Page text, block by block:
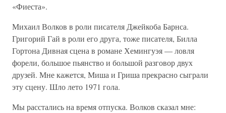
«Фиеста».
Михаил Волков в роли писателя Джейкоба Барнса.
Григорий Гай в роли его друга, тоже писателя, Билла
Гортона Дивная сцена в романе Хемингуэя — ловля
форели, большое пьянство и большой разговор двух
друзей. Мне кажется, Миша и Гриша прекрасно сыграли
эту сцену. Шло лето 1971 гола.
Мы расстались на время отпуска. Волков сказал мне: